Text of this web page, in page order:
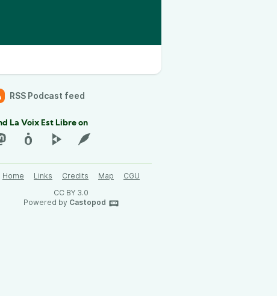
RSS Podcast feed
La Voix Est Libre on
Home Links Credits Map
CGU
CC BY 3.0
Powered by Castopod